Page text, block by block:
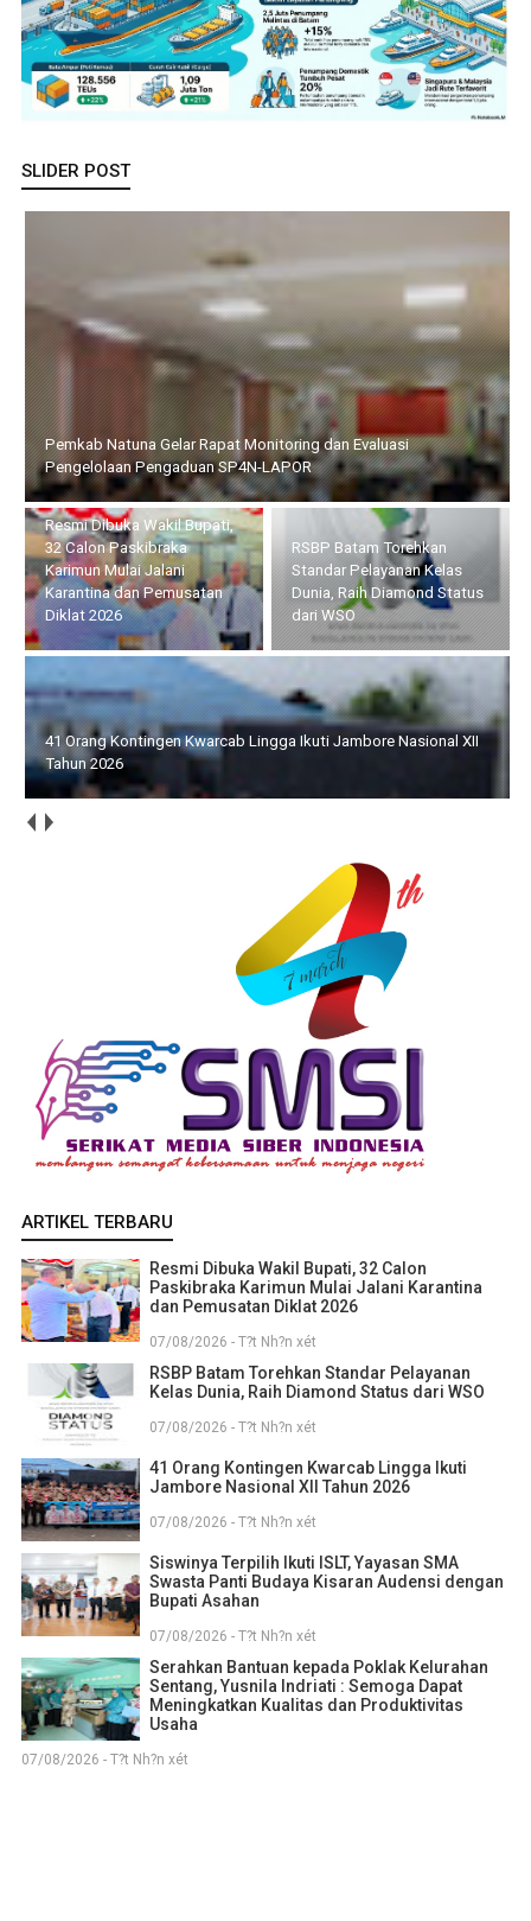
SLIDER POST
Resmi Dibuka Wakil Bupati, 32 Calon Paskibraka Karimun Mulai
Jalani Karantina dan Pemusatan Diklat 2026
RSBP Batam Torehkan
Standar Pelayanan Kelas
Dunia, Raih Diamond Status
dari WSO
41 Orang Kontingen
Kwarcab Lingga Ikuti
Jambore Nasional XII Tahun
2026
Siswinya Terpilih Ikuti ISLT, Yayasan SMA Swasta Panti Budaya
Kisaran Audensi dengan Bupati Asahan
ARTIKEL TERBARU
Resmi Dibuka Wakil Bupati, 32 Calon
Paskibraka Karimun Mulai Jalani Karantina
dan Pemusatan Diklat 2026
07/08/2026 - T?t Nh?n xét
RSBP Batam Torehkan Standar Pelayanan
Kelas Dunia, Raih Diamond Status dari WSO
07/08/2026 - T?t Nh?n xét
41 Orang Kontingen Kwarcab Lingga Ikuti
Jambore Nasional XII Tahun 2026
07/08/2026 - T?t Nh?n xét
Siswinya Terpilih Ikuti ISLT, Yayasan SMA
Swasta Panti Budaya Kisaran Audensi dengan
Bupati Asahan
07/08/2026 - T?t Nh?n xét
Serahkan Bantuan kepada Poklak Kelurahan
Sentang, Yusnila Indriati : Semoga Dapat
Meningkatkan Kualitas dan Produktivitas
Usaha
07/08/2026 - T?t Nh?n xét